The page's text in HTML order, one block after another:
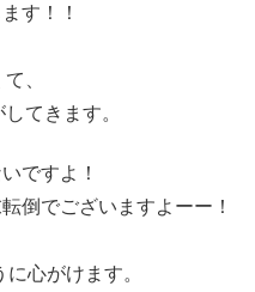
す！！
、
てきます。
ですよ！
倒でございますよーー！
心がけます。